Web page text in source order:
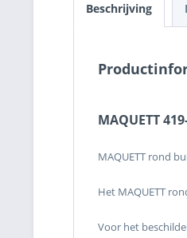
Beschrijving
MAQUETT
MAQUETT rond
Het MAQUETT
Voor het